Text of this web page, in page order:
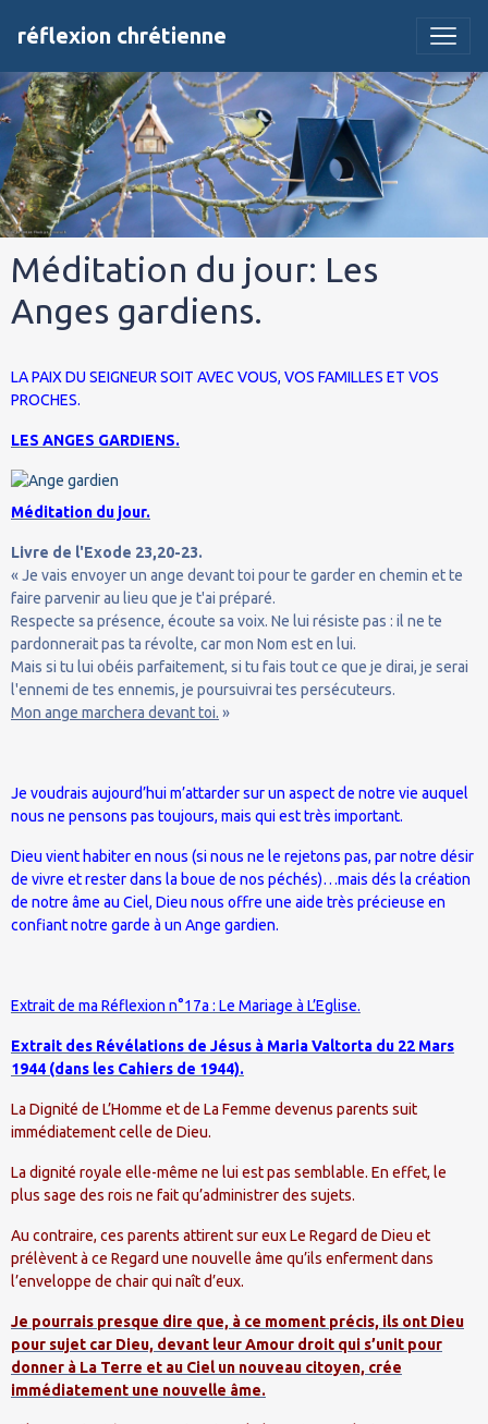
réflexion chrétienne
Méditation du jour: Les
Anges gardiens.
LA PAIX DU SEIGNEUR SOIT AVEC VOUS, VOS FAMILLES ET VOS
PROCHES.
LES ANGES GARDIENS.
Méditation du jour.
Livre de l'Exode 23,20-23.
« Je vais envoyer un ange devant toi pour te garder en chemin et te
faire parvenir au lieu que je t'ai préparé.
Respecte sa présence, écoute sa voix. Ne lui résiste pas : il ne te
pardonnerait pas ta révolte, car mon Nom est en lui.
Mais si tu lui obéis parfaitement, si tu fais tout ce que je dirai, je serai
l'ennemi de tes ennemis, je poursuivrai tes persécuteurs.
Mon ange marchera devant toi. »
Je voudrais aujourd’hui m’attarder sur un aspect de notre vie auquel
nous ne pensons pas toujours, mais qui est très important.
Dieu vient habiter en nous (si nous ne le rejetons pas, par notre désir
de vivre et rester dans la boue de nos péchés)…mais dés la création
de notre âme au Ciel, Dieu nous offre une aide très précieuse en
confiant notre garde à un Ange gardien.
Extrait de ma Réflexion n°17a : Le Mariage à L’Eglise.
Extrait des Révélations de Jésus à Maria Valtorta du 22 Mars
1944 (dans les Cahiers de 1944).
La Dignité de L’Homme et de La Femme devenus parents suit
immédiatement celle de Dieu.
La dignité royale elle-même ne lui est pas semblable. En effet, le
plus sage des rois ne fait qu’administrer des sujets.
Au contraire, ces parents attirent sur eux Le Regard de Dieu et
prélèvent à ce Regard une nouvelle âme qu’ils enferment dans
l’enveloppe de chair qui naît d’eux.
Je pourrais presque dire que, à ce moment précis, ils ont Dieu
pour sujet car Dieu, devant leur Amour droit qui s’unit pour
donner à La Terre et au Ciel un nouveau citoyen, crée
immédiatement une nouvelle âme.